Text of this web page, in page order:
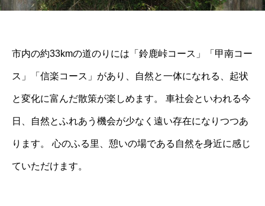
市内の約33kmの道のりには「鈴鹿峠コース」「甲南コー
ス」「信楽コース」があり、自然と一体になれる、起状
と変化に富んだ散策が楽しめます。 車社会といわれる今
日、自然とふれあう機会が少なく遠い存在になりつつあ
ります。 心のふる里、憩いの場である自然を身近に感じ
ていただけます。